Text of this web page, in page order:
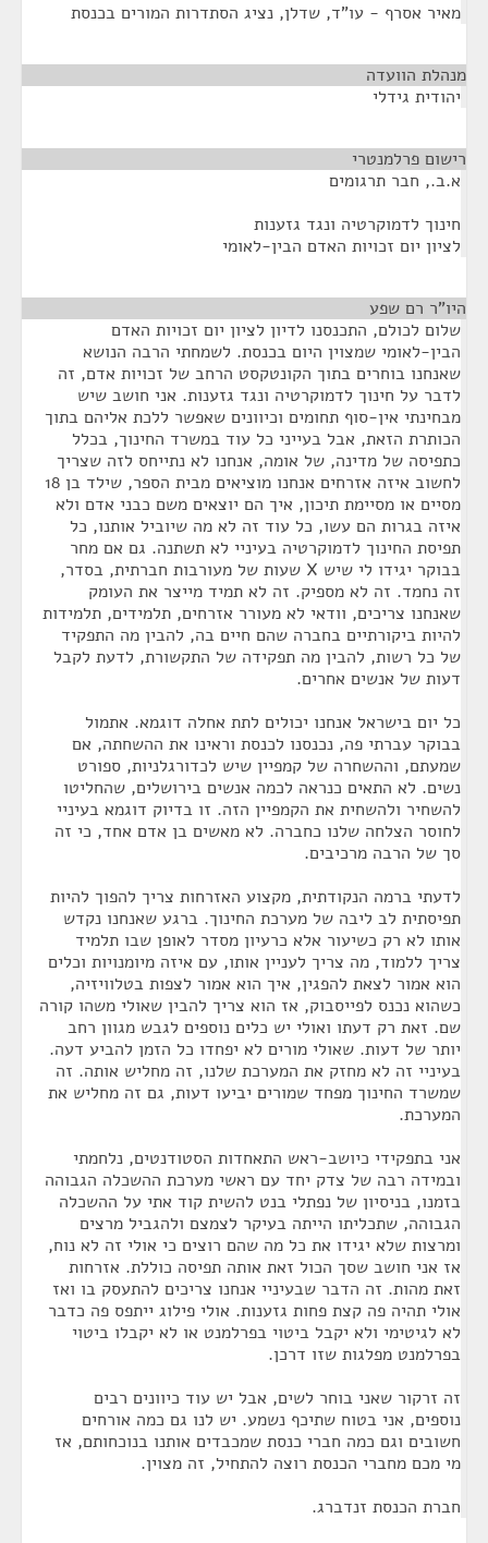
מאיר אסרף - עו"ד, שדלן, נציג הסתדרות המורים בכנסת
מנהלת הוועדה
יהודית גידלי
רישום פרלמנטרי
א.ב., חבר תרגומים
חינוך לדמוקרטיה ונגד גזענות
לציון יום זכויות האדם הבין-לאומי
היו"ר רם שפע
שלום לכולם, התכנסנו לדיון לציון יום זכויות האדם
הבין-לאומי שמצוין היום בכנסת. לשמחתי הרבה הנושא
שאנחנו בוחרים בתוך הקונטקסט הרחב של זכויות אדם, זה
לדבר על חינוך לדמוקרטיה ונגד גזענות. אני חושב שיש
מבחינתי אין-סוף תחומים וכיוונים שאפשר ללכת אליהם בתוך
הכותרת הזאת, אבל בעייני כל עוד במשרד החינוך, בכלל
כתפיסה של מדינה, של אומה, אנחנו לא נתייחס לזה שצריך
לחשוב איזה אזרחים אנחנו מוציאים מבית הספר, שילד בן 18
מסיים או מסיימת תיכון, איך הם יוצאים משם כבני אדם ולא
איזה בגרות הם עשו, כל עוד זה לא מה שיוביל אותנו, כל
תפיסת החינוך לדמוקרטיה בעיניי לא תשתנה. גם אם מחר
בבוקר יגידו לי שיש X שעות של מעורבות חברתית, בסדר,
זה נחמד. זה לא מספיק. זה לא תמיד מייצר את העומק
שאנחנו צריכים, וודאי לא מעורר אזרחים, תלמידים, תלמידות
להיות ביקורתיים בחברה שהם חיים בה, להבין מה התפקיד
של כל רשות, להבין מה תפקידה של התקשורת, לדעת לקבל
דעות של אנשים אחרים.
כל יום בישראל אנחנו יכולים לתת אחלה דוגמא. אתמול
בבוקר עברתי פה, נכנסנו לכנסת וראינו את ההשחתה, אם
שמעתם, וההשחרה של קמפיין שיש לכדורגלניות, ספורט
נשים. לא התאים כנראה לכמה אנשים בירושלים, שהחליטו
להשחיר ולהשחית את הקמפיין הזה. זו בדיוק דוגמא בעיניי
לחוסר הצלחה שלנו כחברה. לא מאשים בן אדם אחד, כי זה
סך של הרבה מרכיבים.
לדעתי ברמה הנקודתית, מקצוע האזרחות צריך להפוך להיות
תפיסתית לב ליבה של מערכת החינוך. ברגע שאנחנו נקדש
אותו לא רק כשיעור אלא כרעיון מסדר לאופן שבו תלמיד
צריך ללמוד, מה צריך לעניין אותו, עם איזה מיומנויות וכלים
הוא אמור לצאת להפגין, איך הוא אמור לצפות בטלוויזיה,
כשהוא נכנס לפייסבוק, אז הוא צריך להבין שאולי משהו קורה
שם. זאת רק דעתו ואולי יש כלים נוספים לגבש מגוון רחב
יותר של דעות. שאולי מורים לא יפחדו כל הזמן להביע דעה.
בעיניי זה לא מחזק את המערכת שלנו, זה מחליש אותה. זה
שמשרד החינוך מפחד שמורים יביעו דעות, גם זה מחליש את
המערכת.
אני בתפקידי כיושב-ראש התאחדות הסטודנטים, נלחמתי
ובמידה רבה של צדק יחד עם ראשי מערכת ההשכלה הגבוהה
בזמנו, בניסיון של נפתלי בנט להשית קוד אתי על ההשכלה
הגבוהה, שתכליתו הייתה בעיקר לצמצם ולהגביל מרצים
ומרצות שלא יגידו את כל מה שהם רוצים כי אולי זה לא נוח,
אז אני חושב שסך הכול זאת אותה תפיסה כוללת. אזרחות
זאת מהות. זה הדבר שבעיניי אנחנו צריכים להתעסק בו ואז
אולי תהיה פה קצת פחות גזענות. אולי פילוג ייתפס פה כדבר
לא לגיטימי ולא יקבל ביטוי בפרלמנט או לא יקבלו ביטוי
בפרלמנט מפלגות שזו דרכן.
זה זרקור שאני בוחר לשים, אבל יש עוד כיוונים רבים
נוספים, אני בטוח שתיכף נשמע. יש לנו גם כמה אורחים
חשובים וגם כמה חברי כנסת שמכבדים אותנו בנוכחותם, אז
מי מכם מחברי הכנסת רוצה להתחיל, זה מצוין.
חברת הכנסת זנדברג.